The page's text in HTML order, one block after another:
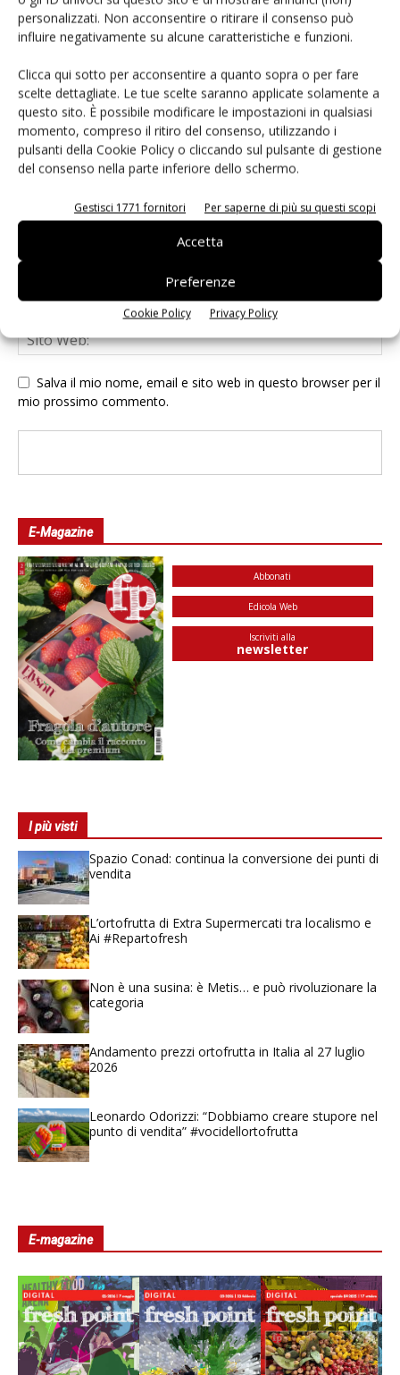
personalizzati. Non acconsentire o ritirare il consenso può
influire negativamente su alcune caratteristiche e funzioni.
Clicca qui sotto per acconsentire a quanto sopra o per fare
scelte dettagliate. Le tue scelte saranno applicate solamente a
questo sito. È possibile modificare le impostazioni in qualsiasi
momento, compreso il ritiro del consenso, utilizzando i
pulsanti della Cookie Policy o cliccando sul pulsante di gestione
del consenso nella parte inferiore dello schermo.
Gestisci 1771 fornitori Per saperne di più su questi scopi
Accetta
Preferenze
Cookie Policy Privacy Policy
LASCIA UN COMMENTO
Salva il mio nome, email e sito web in questo browser per il
mio prossimo commento.
E-Magazine
Abbonati
Edicola Web
Iscriviti alla
newsletter
I più visti
Spazio Conad: continua la conversione dei punti di
vendita
L’ortofrutta di Extra Supermercati tra localismo e
Ai #Repartofresh
Non è una susina: è Metis… e può rivoluzionare la
categoria
Andamento prezzi ortofrutta in Italia al 27 luglio
2026
Leonardo Odorizzi: “Dobbiamo creare stupore nel
punto di vendita” #vocidellortofrutta
E-magazine